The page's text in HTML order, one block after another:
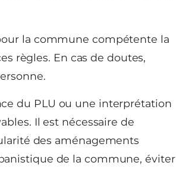
la commune compétente la
règles. En cas de doutes,
du PLU ou une interprétation
Il est nécessaire de
des aménagements
de la commune, éviter